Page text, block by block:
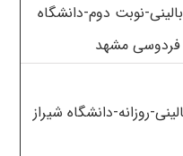
نوبت دوم-دانشگاه
فردوسی مشهد
روزانه-دانشگاه شیراز